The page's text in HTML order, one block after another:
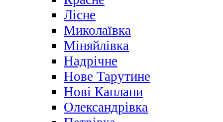
Лісне
Миколаївка
Міняйлівка
Надрічне
Нове Тарутине
Нові Каплани
Олександрівка